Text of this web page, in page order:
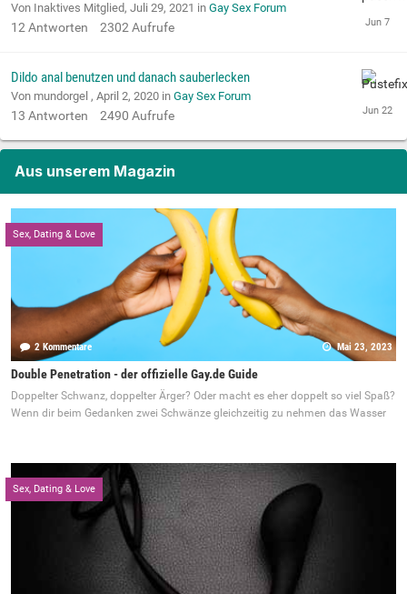
Von Inaktives Mitglied, Juli 29, 2021 in Gay Sex Forum
12Antworten 2302Aufrufe
Dildo anal benutzen und danach sauberlecken
Von mundorgel , April 2, 2020 in Gay Sex Forum
13 Antworten 2490 Aufrufe
Aus unserem Magazin
Sex, Dating & Love
2 Kommentare Mai 23, 2023
Double Penetration - der offizielle Gay.de Guide
Doppelter Schwanz, doppelter Ärger? Oder macht es eher doppelt so viel Spaß?
Wenn dir beim Gedanken zwei Schwänze gleichzeitig zu nehmen das Wasser
Sex, Dating & Love